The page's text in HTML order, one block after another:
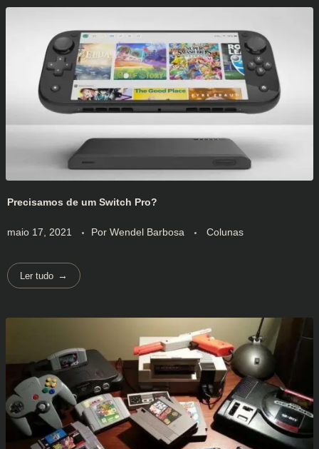
Precisamos de um Switch Pro?
maio 17, 2021 Por Wendel Barbosa Colunas
Ler tudo